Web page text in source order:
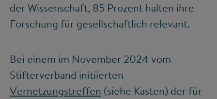
der Wissenschaft, 85 Prozent halten ihre
Forschung für gesellschaftlich relevant.
Bei einem im November 2024 vom
Stifterverband initiierten
Vernetzungstreffen (siehe Kasten) der für